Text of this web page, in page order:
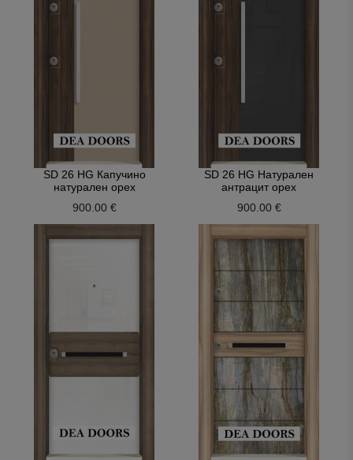
SD 26 HG Капучино
натурален орех
900.00 €
SD 26 HG Натурален
антрацит орех
900.00 €